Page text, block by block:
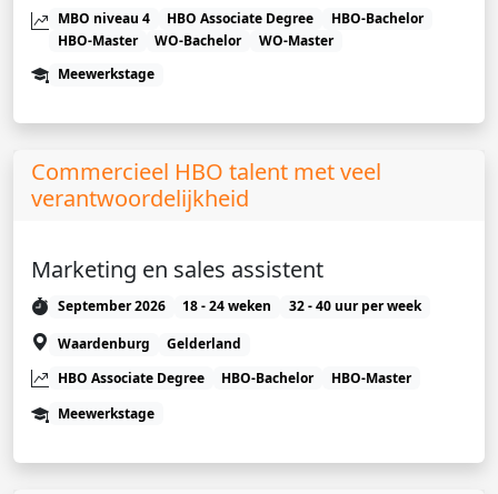
MBO niveau 4 HBO Associate Degree
HBO-Bachelor
HBO-Master
WO-Bachelor
WO-Master
Meewerkstage
Commercieel HBO talent met veel
verantwoordelijkheid
Marketing en sales assistent
September 2026 18 - 24 weken
32 - 40 uur per week
Waardenburg
Gelderland
HBO Associate Degree
HBO-Bachelor
HBO-Master
Meewerkstage